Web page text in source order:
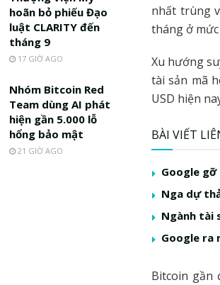
nhất trùng
tháng ở mức
Xu hướng
tài sản mã
USD hiện
BÀI VIẾT
Google
Nga dự
Ngành tài
Google ra
Bitcoin gần
hoãn bỏ phiếu Đạo
luật CLARITY đến
tháng 9
17 GIỜ AGO
Nhóm Bitcoin Red
Team dùng AI phát
hiện gần 5.000 lỗ
hổng bảo mật
21 GIỜ AGO